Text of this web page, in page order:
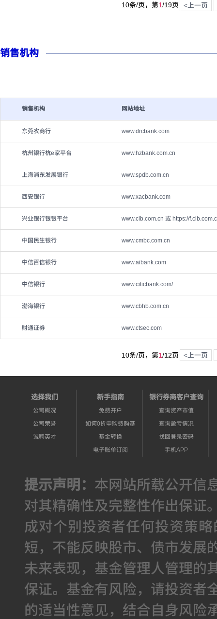
10条/页，第1/19页 <上一页
销售机构
销售机构 网站地址
东莞农商行 www.drcbank.com
杭州银行杭e家平台 www.hzbank.com.cn
上海浦东发展银行 www.spdb.com.cn
西安银行 www.xacbank.com
兴业银行银银平台 www.cib.com.cn 或 https://
中国民生银行 www.cmbc.com.cn
中信百信银行 www.aibank.com
中信银行 www.citicbank.com/
渤海银行 www.cbhb.com.cn
财通证券 www.ctsec.com
10条/页，第1/12页 <上一页
选择我们
公司概况
公司荣誉
诚聘英才
新手指南
免费开户
如何0折申购费购基
基金转换
电子账单订阅
银行券商客户查询
查询资产市值
查询盈亏情况
找回登录密码
手机APP
提示声明： 本网站所载公开信
对其精确性及完整性作出保证
成对个别投资者任何投资策
短，不能反映股市、债市发展
未来表现，基金管理人管理的
保证。基金有风险，请投资者
的适当性意见，结合自身风险